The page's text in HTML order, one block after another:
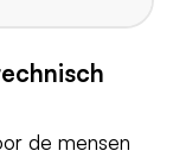
de mensen